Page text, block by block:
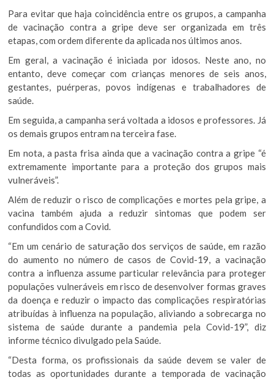
Para evitar que haja coincidência entre os grupos, a campanha
de vacinação contra a gripe deve ser organizada em três
etapas, com ordem diferente da aplicada nos últimos anos.
Em geral, a vacinação é iniciada por idosos. Neste ano, no
entanto, deve começar com crianças menores de seis anos,
gestantes, puérperas, povos indígenas e trabalhadores de
saúde.
Em seguida, a campanha será voltada a idosos e professores. Já
os demais grupos entram na terceira fase.
Em nota, a pasta frisa ainda que a vacinação contra a gripe “é
extremamente importante para a proteção dos grupos mais
vulneráveis”.
Além de reduzir o risco de complicações e mortes pela gripe, a
vacina também ajuda a reduzir sintomas que podem ser
confundidos com a Covid.
“Em um cenário de saturação dos serviços de saúde, em razão
do aumento no número de casos de Covid-19, a vacinação
contra a influenza assume particular relevância para proteger
populações vulneráveis em risco de desenvolver formas graves
da doença e reduzir o impacto das complicações respiratórias
atribuídas à influenza na população, aliviando a sobrecarga no
sistema de saúde durante a pandemia pela Covid-19”, diz
informe técnico divulgado pela Saúde.
“Desta forma, os profissionais da saúde devem se valer de
todas as oportunidades durante a temporada de vacinação